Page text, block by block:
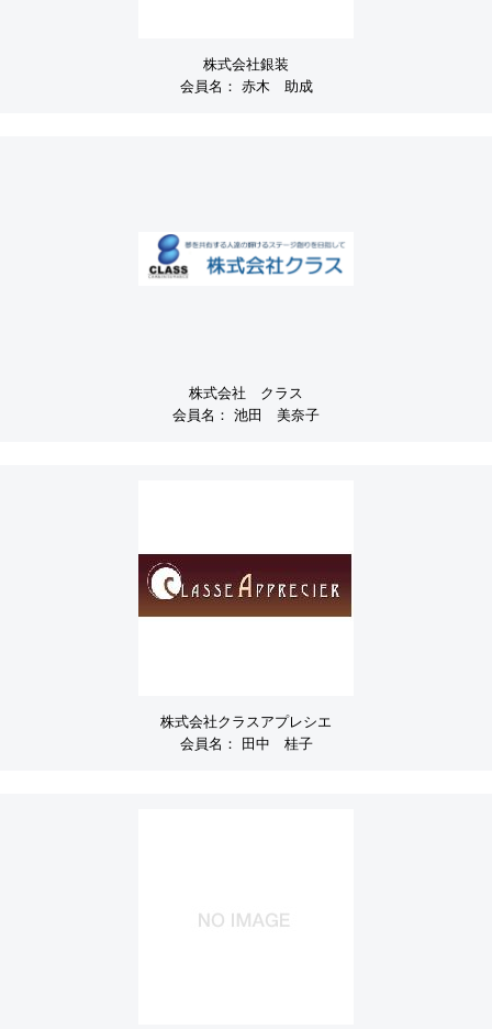
株式会社銀装
会員名： 赤木 助成
株式会社 クラス
会員名： 池田 美奈子
株式会社クラスアプレシエ
会員名：
田中 桂子